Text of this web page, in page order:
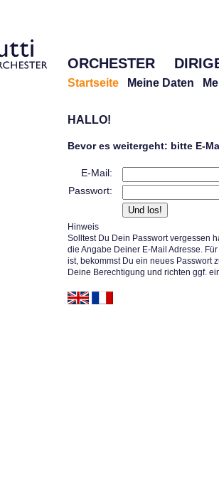
ORCHESTER
Startseite Meine Daten
HALLO!
Bevor es weitergeht: bitte E-
E-Mail:
Passwort:
Hinweis
Solltest Du Dein Passwort vergessen
die Angabe Deiner E-Mail Adresse.
ist, bekommst Du ein neues Passwort
Deine Berechtigung und richten ggf.